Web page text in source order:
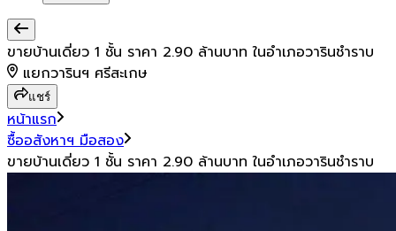
ขายบ้านเดี่ยว 1 ชั้น ราคา 2.90 ล้านบาท ในอำเภอวารินชำราบ
แยกวารินฯ ศรีสะเกษ
แชร์
หน้าแรก
ซื้ออสังหาฯ มือสอง
ขายบ้านเดี่ยว 1 ชั้น ราคา 2.90 ล้านบาท ในอำเภอวารินชำราบ